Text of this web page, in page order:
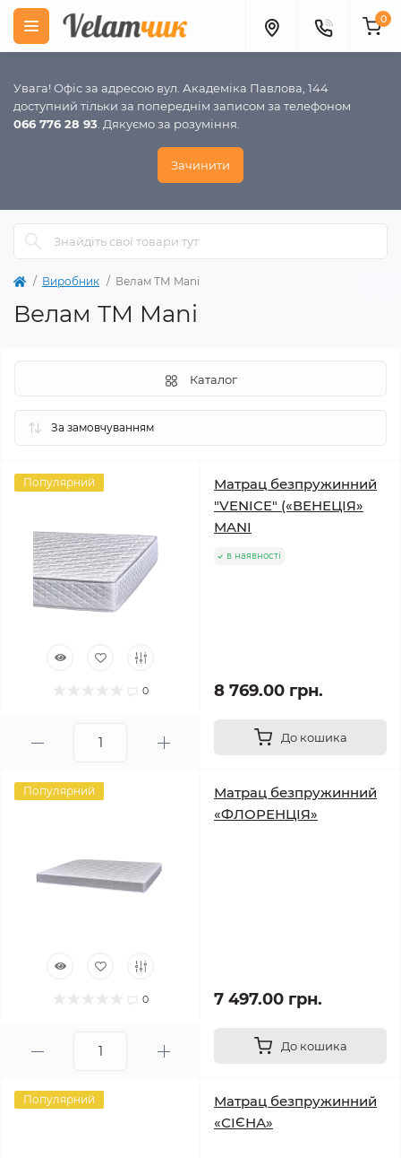
Увага! Офіс за адресою вул. Академіка Павлова, 144
доступний тільки за попереднім записом за телефоном
066 776 28 93 . Дякуємо за розуміння.
Зачинити
0
Виробник Велам ТМ Mani
Велам ТМ Mani
Каталог
Популярний
0
Матрац безпружинний
"VENICE" («ВЕНЕЦІЯ»
MANI
в наявності
8 769.00 грн.
До кошика
Популярний
0
Матрац безпружинний
«ФЛОРЕНЦІЯ»
7 497.00 грн.
До кошика
Популярний
Матрац безпружинний
«СІЄНА»